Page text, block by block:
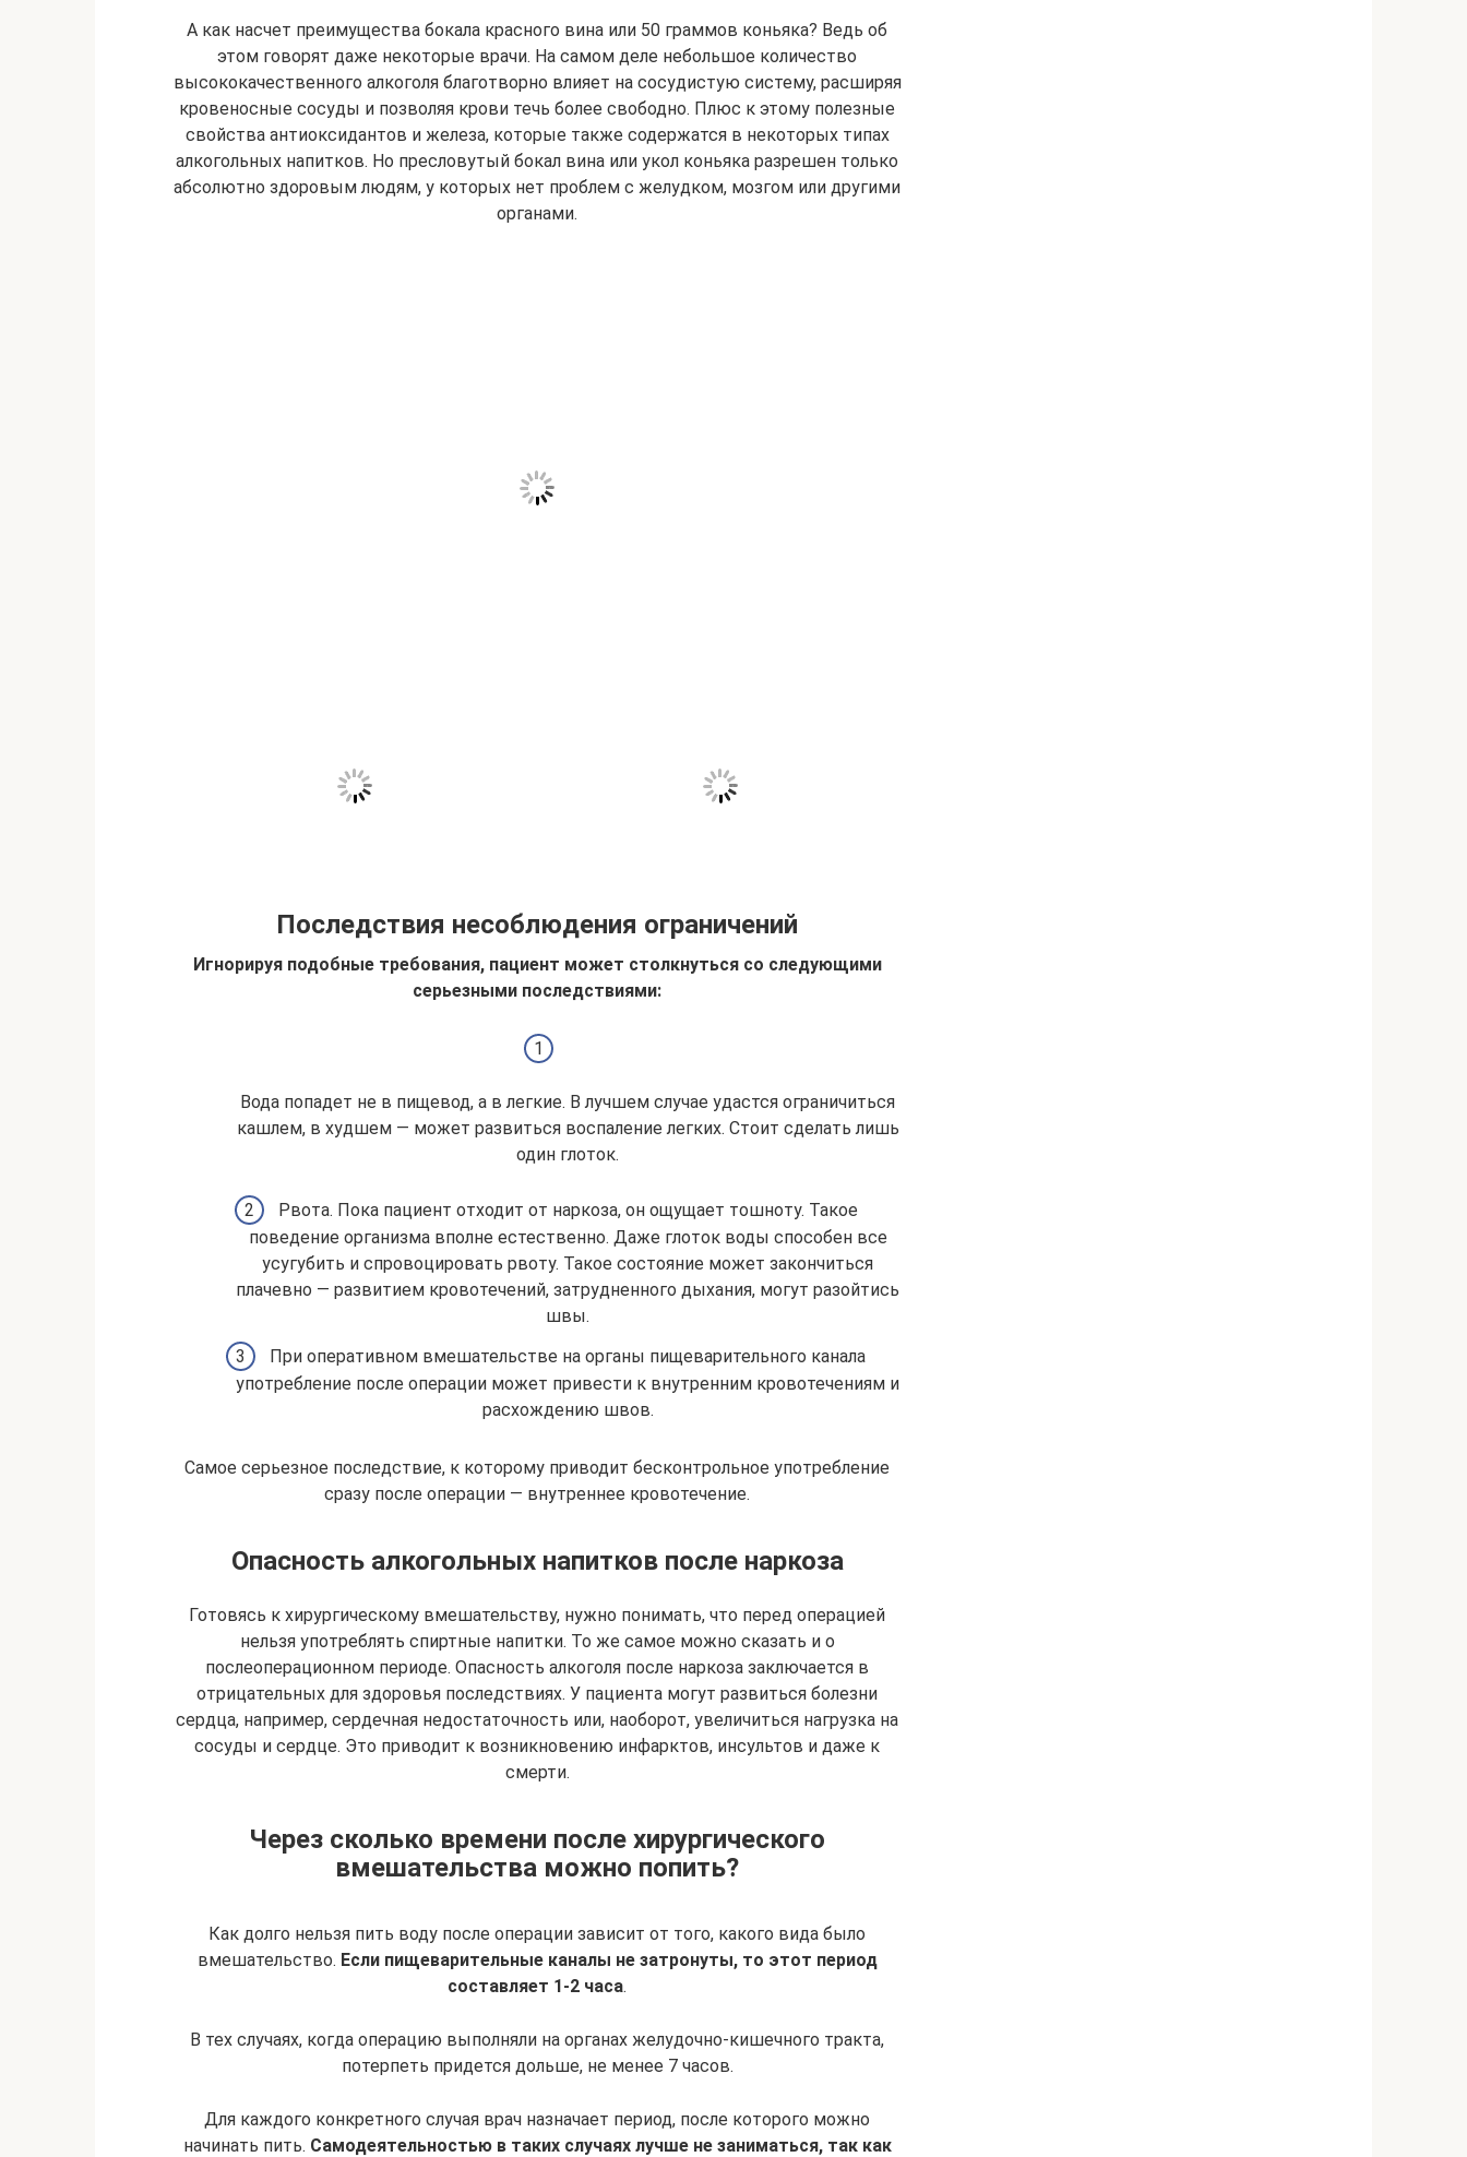
А как насчет преимущества бокала красного вина или 50 граммов коньяка? Ведь об
этом говорят даже некоторые врачи. На самом деле небольшое количество
высококачественного алкоголя благотворно влияет на сосудистую систему, расширяя
кровеносные сосуды и позволяя крови течь более свободно. Плюс к этому полезные
свойства антиоксидантов и железа, которые также содержатся в некоторых типах
алкогольных напитков. Но пресловутый бокал вина или укол коньяка разрешен только
абсолютно здоровым людям, у которых нет проблем с желудком, мозгом или другими
органами.
Последствия несоблюдения ограничений
Игнорируя подобные требования, пациент может столкнуться со следующими
серьезными последствиями:
Вода попадет не в пищевод, а в легкие. В лучшем случае удастся ограничиться
кашлем, в худшем — может развиться воспаление легких. Стоит сделать лишь
один глоток.
Рвота. Пока пациент отходит от наркоза, он ощущает тошноту. Такое
поведение организма вполне естественно. Даже глоток воды способен все
усугубить и спровоцировать рвоту. Такое состояние может закончиться
плачевно — развитием кровотечений, затрудненного дыхания, могут разойтись
швы.
При оперативном вмешательстве на органы пищеварительного канала
употребление после операции может привести к внутренним кровотечениям и
расхождению швов.
Самое серьезное последствие, к которому приводит бесконтрольное употребление
сразу после операции — внутреннее кровотечение.
Опасность алкогольных напитков после наркоза
Готовясь к хирургическому вмешательству, нужно понимать, что перед операцией
нельзя употреблять спиртные напитки. То же самое можно сказать и о
послеоперационном периоде. Опасность алкоголя после наркоза заключается в
отрицательных для здоровья последствиях. У пациента могут развиться болезни
сердца, например, сердечная недостаточность или, наоборот, увеличиться нагрузка на
сосуды и сердце. Это приводит к возникновению инфарктов, инсультов и даже к
смерти.
Через сколько времени после хирургического
вмешательства можно попить?
Как долго нельзя пить воду после операции зависит от того, какого вида было
вмешательство. Если пищеварительные каналы не затронуты, то этот период
составляет 1-2 часа.
В тех случаях, когда операцию выполняли на органах желудочно-кишечного тракта,
потерпеть придется дольше, не менее 7 часов.
Для каждого конкретного случая врач назначает период, после которого можно
начинать пить. Самодеятельностью в таких случаях лучше не заниматься, так как